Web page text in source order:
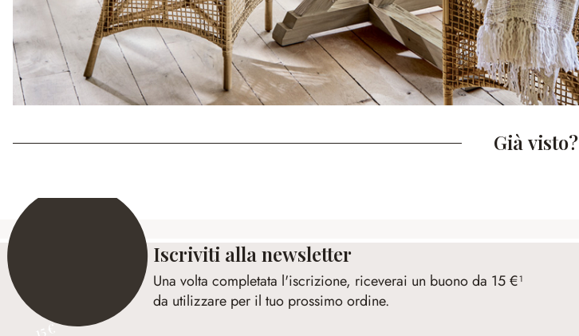
Già visto?
15 €
Iscriviti alla newsletter
Una volta completata l'iscrizione, riceverai un buono da 15 €¹
da utilizzare per il tuo prossimo ordine.